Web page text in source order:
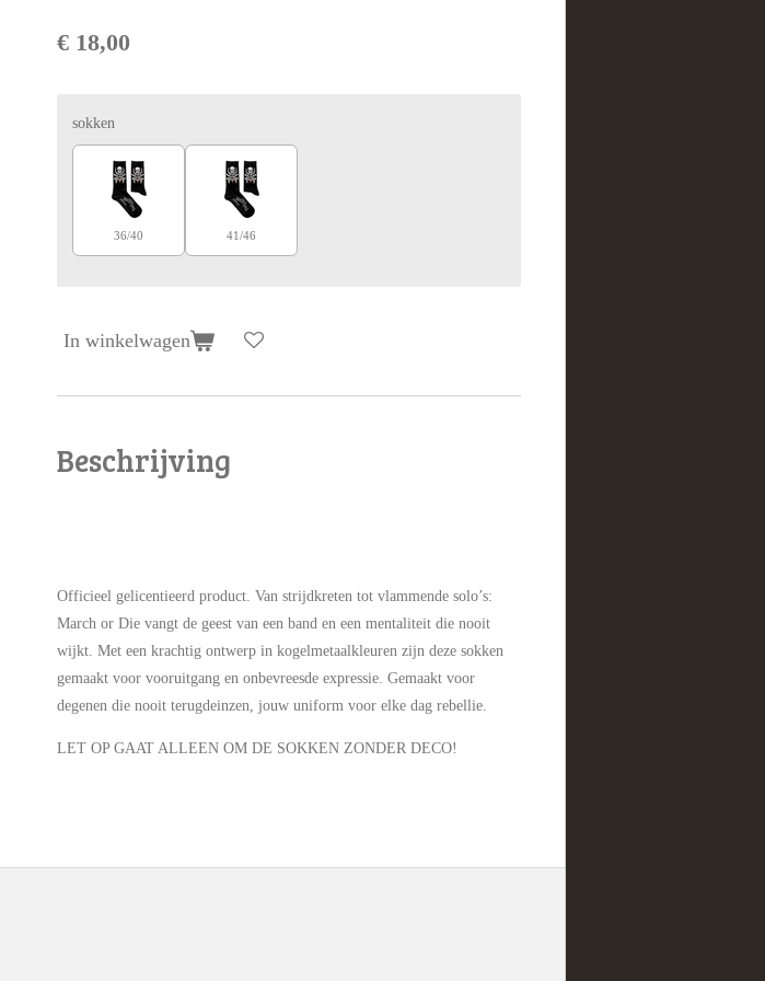
€ 18,00
sokken
36/40 41/46
In winkelwagen
Beschrijving
Officieel gelicentieerd product. Van strijdkreten tot vlammende solo’s:
March or Die vangt de geest van een band en een mentaliteit die nooit
wijkt. Met een krachtig ontwerp in kogelmetaalkleuren zijn deze sokken
gemaakt voor vooruitgang en onbevreesde expressie. Gemaakt voor
degenen die nooit terugdeinzen, jouw uniform voor elke dag rebellie.
LET OP GAAT ALLEEN OM DE SOKKEN ZONDER DECO!